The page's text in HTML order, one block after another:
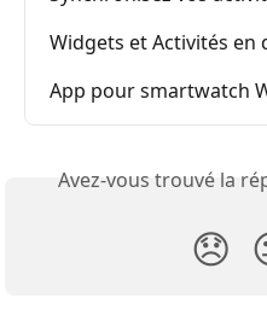
Widgets et Activités en
App pour smartwatch
Avez-vous trouvé la
😞